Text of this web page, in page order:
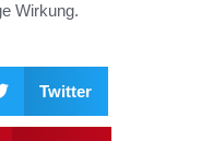
Wirkung.
Twitter